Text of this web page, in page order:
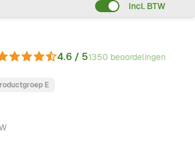
Incl. BTW
4.6 / 51350 beoordelingen
E